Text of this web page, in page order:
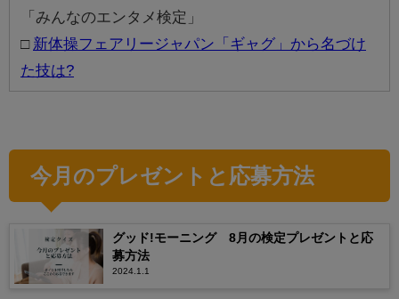
「みんなのエンタメ検定」
□ 新体操フェアリージャパン「ギャグ」から名づけ
た技は?
今月のプレゼントと応募方法
グッド!モーニング 8月の検定プレゼントと応
募方法
2024.1.1